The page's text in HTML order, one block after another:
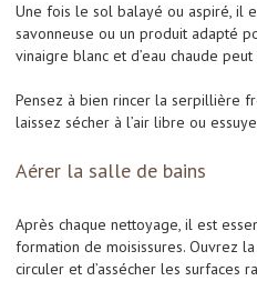
Une fois le sol balayé ou aspiré, il
savonneuse ou un produit adapté
vinaigre blanc et d’eau chaude
Pensez à bien rincer la serpillière
laissez sécher à l’air libre ou
Aérer la salle de bains
Après chaque nettoyage, il est
formation de moisissures. Ouvrez
circuler et d’assécher les surfaces